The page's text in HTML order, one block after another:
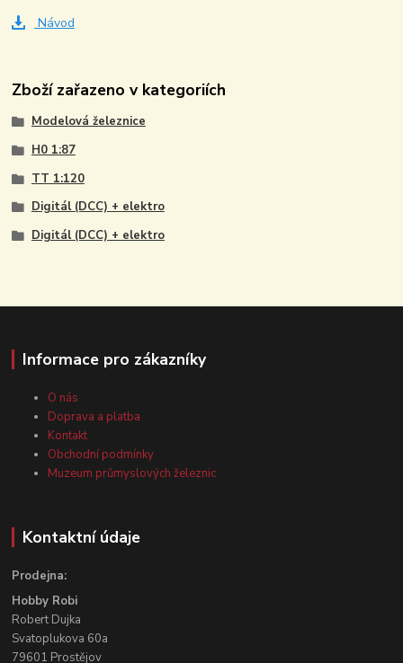
Návod
Zboží zařazeno v kategoriích
Modelová železnice
H0 1:87
TT 1:120
Digitál (DCC) + elektro
Digitál (DCC) + elektro
Informace pro zákazníky
O nás
Doprava a platba
Kontakt
Obchodní podmínky
Muzeum průmyslových železnic
Kontaktní údaje
Prodejna:
Hobby Robi
Robert Dujka
Svatoplukova 60a
79601 Prostějov